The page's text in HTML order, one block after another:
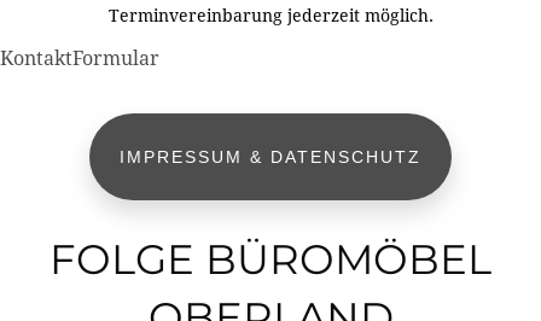
Terminvereinbarung jederzeit möglich.
KontaktFormular
IMPRESSUM & DATENSCHUTZ
FOLGE BÜROMÖBEL